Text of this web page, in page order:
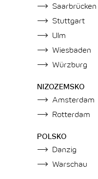
Saarbrücken
Stuttgart
Ulm
Wiesbaden
Würzburg
NIZOZEMSKO
Amsterdam
Rotterdam
POLSKO
Danzig
Warschau